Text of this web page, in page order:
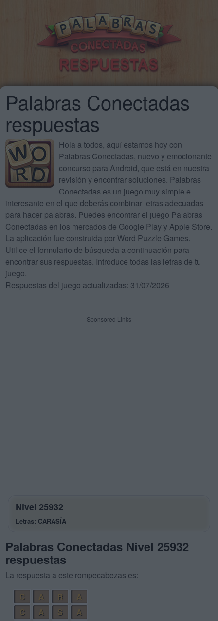
Palabras Conectadas
respuestas
Hola a todos, aquí estamos hoy con
Palabras Conectadas, nuevo y emocionante
concurso para Android, que está en nuestra
revisión y encontrar soluciones. Palabras
Conectadas es un juego muy simple e
interesante en el que deberás combinar letras adecuadas
para hacer palabras. Puedes encontrar el juego Palabras
Conectadas en los mercados de Google Play y Apple Store.
La aplicación fue construida por Word Puzzle Games.
Utilice el formulario de búsqueda a continuación para
encontrar sus respuestas. Introduce todas las letras de tu
juego.
Respuestas del juego actualizadas: 31/07/2026
Sponsored Links
Nivel 25932
Letras: CARASÍA
Palabras Conectadas Nivel 25932
respuestas
La respuesta a este rompecabezas es:
C
A R
A
C
A S
A